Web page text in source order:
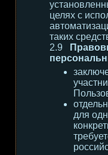
целях с
таких
для